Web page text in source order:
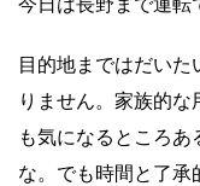
目的地まではだい
りません。家族的
も気になるところ
な。でも時間と了承